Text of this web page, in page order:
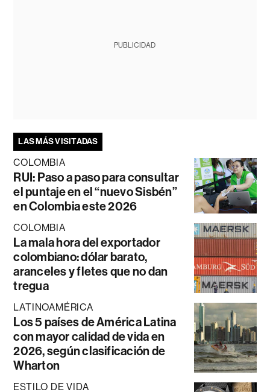
PUBLICIDAD
LAS MÁS VISITADAS
COLOMBIA
RUI: Paso a paso para consultar
el puntaje en el “nuevo Sisbén”
en Colombia este 2026
COLOMBIA
La mala hora del exportador
colombiano: dólar barato,
aranceles y fletes que no dan
tregua
LATINOAMÉRICA
Los 5 países de América Latina
con mayor calidad de vida en
2026, según clasificación de
Wharton
ESTILO DE VIDA